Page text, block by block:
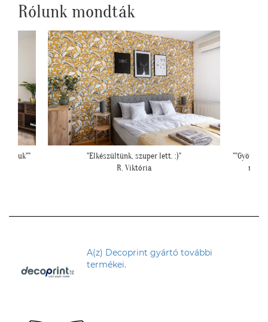
Rólunk mondták
fogjuk""
"Elkészültünk, szuper lett. :)"
R. Viktória
A(z) Decoprint gyártó további
termékei.